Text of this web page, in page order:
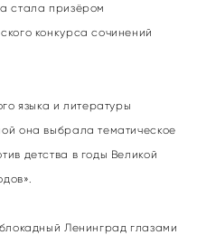
стала призёром
конкурса сочинений
языка и литературы
она выбрала тематическое
детства в годы Великой
Ленинград глазами